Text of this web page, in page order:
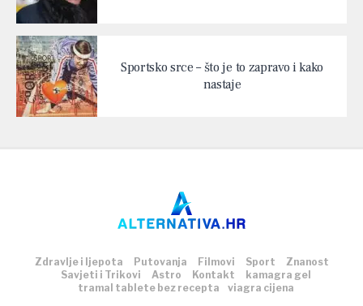
Sportsko srce – što je to zapravo i kako
nastaje
Zdravlje i ljepota Putovanja Filmovi Sport
Znanost
Savjeti i Trikovi
Astro Kontakt
kamagra gel
tramal tablete bez recepta
viagra cijena